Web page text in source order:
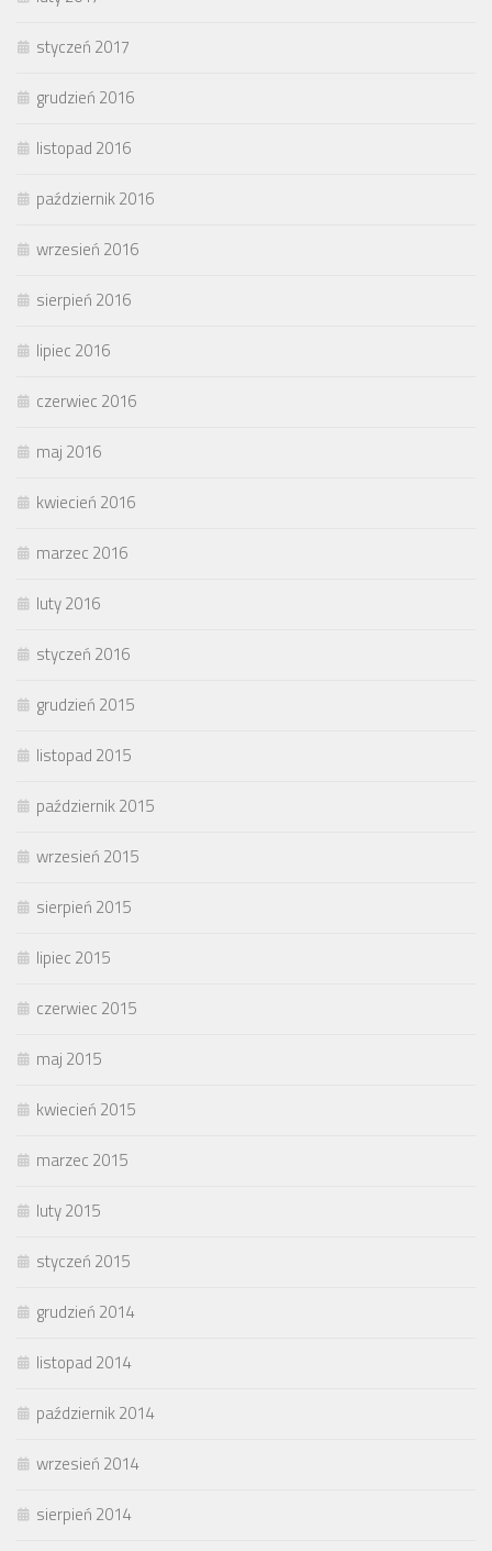
styczeń 2017
grudzień 2016
listopad 2016
październik 2016
wrzesień 2016
sierpień 2016
lipiec 2016
czerwiec 2016
maj 2016
kwiecień 2016
marzec 2016
luty 2016
styczeń 2016
grudzień 2015
listopad 2015
październik 2015
wrzesień 2015
sierpień 2015
lipiec 2015
czerwiec 2015
maj 2015
kwiecień 2015
marzec 2015
luty 2015
styczeń 2015
grudzień 2014
listopad 2014
październik 2014
wrzesień 2014
sierpień 2014